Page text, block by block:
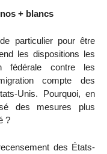
+ blancs
particulier pour être
les dispositions les
fédérale contre les
compte des
Unis. Pourquoi, en
des mesures plus
?
des États-